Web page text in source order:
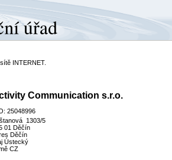
INTERNET.
Communication s.r.o.
25048996
1303/5
01 Děčín
Děčín
Ústecký
CZ